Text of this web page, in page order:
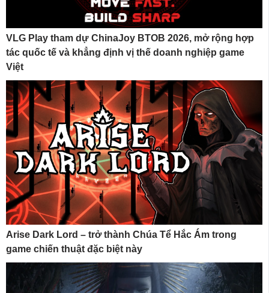
VLG Play tham dự ChinaJoy BTOB 2026, mở rộng hợp
tác quốc tế và khẳng định vị thế doanh nghiệp game
Việt
Arise Dark Lord – trở thành Chúa Tể Hắc Ám trong
game chiến thuật đặc biệt này